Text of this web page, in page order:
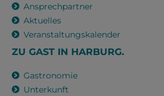
Ansprechpartner
Aktuelles
Veranstaltungskalender
ZU GAST IN HARBURG.
Gastronomie
Unterkunft